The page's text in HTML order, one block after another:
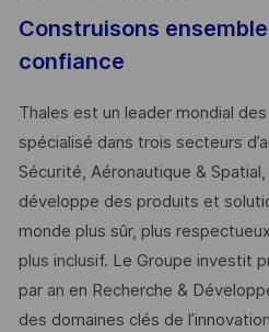
Construisons
confiance
Thales est un leader mondial
spécialisé dans trois secteurs
Sécurité, Aéronautique & Spatial,
développe des produits et
monde plus sûr, plus
plus inclusif. Le Groupe investit
par an en Recherche &
des domaines clés de